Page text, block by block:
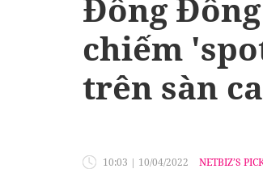
Đồng
chiếm
trên sàn
10:03 | 10/04/2022 NETBIZ’S